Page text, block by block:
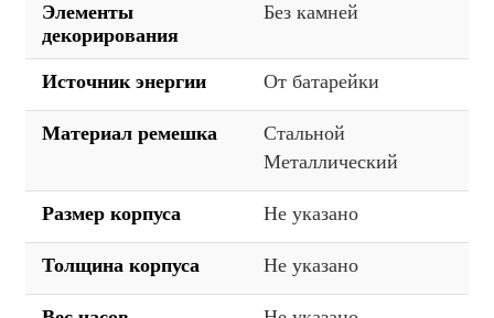
Элементы
декорирования
Без камней
Источник энергии От батарейки
Материал ремешка
Стальной
Металлический
Размер корпуса Не указано
Толщина корпуса Не указано